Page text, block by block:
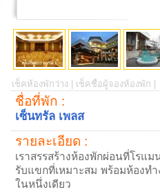
เช็คห้องพักว่าง | เช็คชื่อผู้จองห้องพัก |
ชื่อที่พัก :
เซ็นทรัล เพลส
รายละเอียด :
เราสรรสร้างห้องพักผ่อนที่โร
รับแขกที่เหมาะสม พร้อมห้องท
ในหนึ่งเดียว